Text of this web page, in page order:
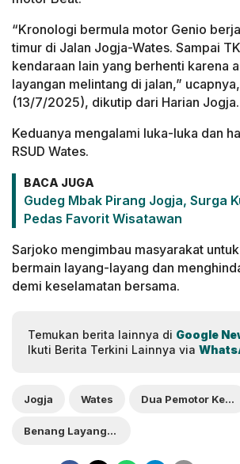
“Kronologi bermula motor Genio
timur di Jalan Jogja-Wates. Sampai
kendaraan lain yang berhenti karena
layangan melintang di jalan,”
(13/7/2025), dikutip dari Harian Jogja.
Keduanya mengalami luka-luka dan
RSUD Wates.
BACA JUGA
Gudeg Mbak Pirang Jogja, Surga
Pedas Favorit Wisatawan
Sarjoko mengimbau masyarakat
bermain layang-layang dan
demi keselamatan bersama.
Temukan berita lainnya di Google
Ikuti Berita Terkini Lainnya via
Jogja Wates Dua Pemotor Kecalakaan
Benang Layang-Layang